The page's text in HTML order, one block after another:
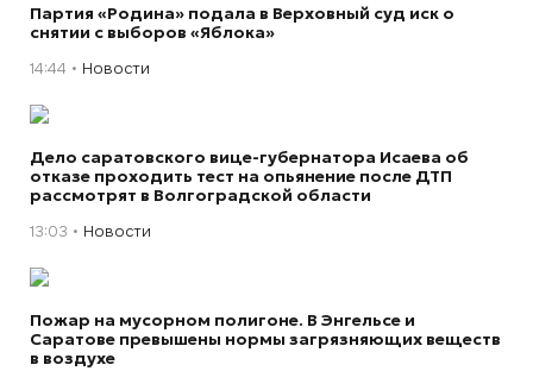
Партия «Родина» подала в Верховный суд иск о
снятии с выборов «Яблока»
14:44 Новости
Дело саратовского вице-губернатора Исаева об
отказе проходить тест на опьянение после ДТП
рассмотрят в Волгоградской области
13:03 Новости
Пожар на мусорном полигоне. В Энгельсе и
Саратове превышены нормы загрязняющих веществ
в воздухе